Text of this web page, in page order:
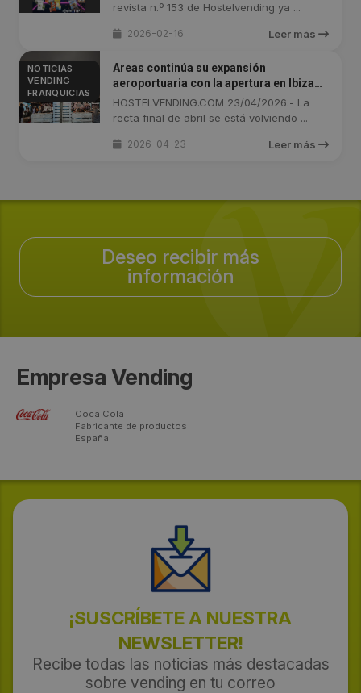
revista n.º 153 de Hostelvending ya ...
2026-02-16 Leer más
NOTICIAS
VENDING
FRANQUICIAS
Areas continúa su expansión
aeroportuaria con la apertura en Ibiza
de StrEAT
HOSTELVENDING.COM 23/04/2026.- La
recta final de abril se está volviendo ...
2026-04-23 Leer más
Deseo recibir más
información
Empresa Vending
Coca Cola
Fabricante de productos
España
¡SUSCRÍBETE A NUESTRA
NEWSLETTER!
Recibe todas las noticias más destacadas
sobre vending en tu correo